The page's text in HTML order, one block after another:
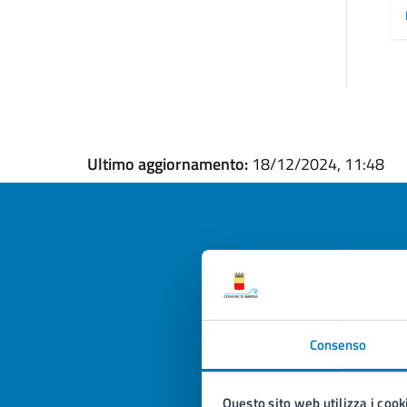
Consenso
Ultimo aggiornamento: 18/12/2024, 11:48
Valuta